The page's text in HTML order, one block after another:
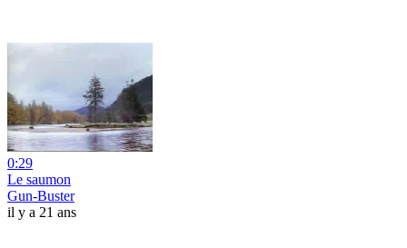
0:29
Le saumon
Gun-Buster
il y a 21 ans